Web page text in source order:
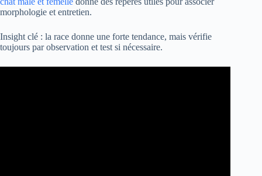
morphologie et entretien.
Insight clé : la race donne une forte tendance, mais vérifie
toujours par observation et test si nécessaire.